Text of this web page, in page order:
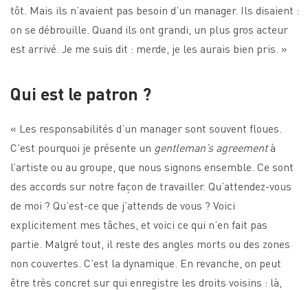
tôt. Mais ils n’avaient pas besoin d’un manager. Ils disaient :
on se débrouille. Quand ils ont grandi, un plus gros acteur
est arrivé. Je me suis dit : merde, je les aurais bien pris. »
Qui est le patron ?
« Les responsabilités d’un manager sont souvent floues.
C’est pourquoi je présente un gentleman’s agreementà
l’artiste ou au groupe, que nous signons ensemble. Ce sont
des accords sur notre façon de travailler. Qu’attendez-vous
de moi ? Qu’est-ce que j’attends de vous ? Voici
explicitement mes tâches, et voici ce qui n’en fait pas
partie. Malgré tout, il reste des angles morts ou des zones
non couvertes. C’est la dynamique. En revanche, on peut
être très concret sur qui enregistre les droits voisins : là,